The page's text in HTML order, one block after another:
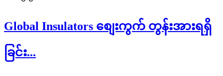
Global Insulators စျေးကွက် တွန်းအားရရှိ
ခြင်း...